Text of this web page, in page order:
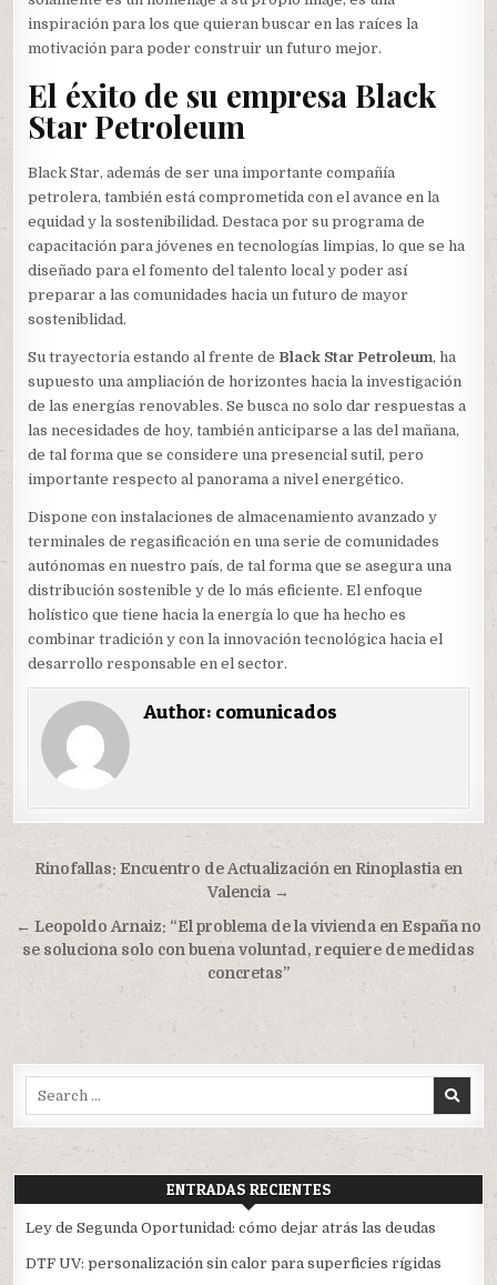
inspiración para los que quieran buscar en las raíces la
motivación para poder construir un futuro mejor.
El éxito de su empresa Black
Star Petroleum
Black Star, además de ser una importante compañía
petrolera, también está comprometida con el avance en la
equidad y la sostenibilidad. Destaca por su programa de
capacitación para jóvenes en tecnologías limpias, lo que se ha
diseñado para el fomento del talento local y poder así
preparar a las comunidades hacia un futuro de mayor
sosteniblidad.
Su trayectoria estando al frente de Black Star Petroleum, ha
supuesto una ampliación de horizontes hacia la investigación
de las energías renovables. Se busca no solo dar respuestas a
las necesidades de hoy, también anticiparse a las del mañana,
de tal forma que se considere una presencial sutil, pero
importante respecto al panorama a nivel energético.
Dispone con instalaciones de almacenamiento avanzado y
terminales de regasificación en una serie de comunidades
autónomas en nuestro país, de tal forma que se asegura una
distribución sostenible y de lo más eficiente. El enfoque
holístico que tiene hacia la energía lo que ha hecho es
combinar tradición y con la innovación tecnológica hacia el
desarrollo responsable en el sector.
Author: comunicados
Navegación
de
entradas
Rinofallas: Encuentro de Actualización en Rinoplastia en
Valencia →
← Leopoldo Arnaiz: “El problema de la vivienda en España no
se soluciona solo con buena voluntad, requiere de medidas
concretas”
ENTRADAS RECIENTES
Ley de Segunda Oportunidad: cómo dejar atrás las deudas
DTF UV: personalización sin calor para superficies rígidas